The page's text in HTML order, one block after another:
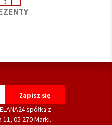
spółka z
05-270 Marki.